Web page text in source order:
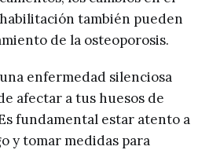
también pueden
de la osteoporosis.
enfermedad silenciosa
afectar a tus huesos de
fundamental estar atento a
y tomar medidas para